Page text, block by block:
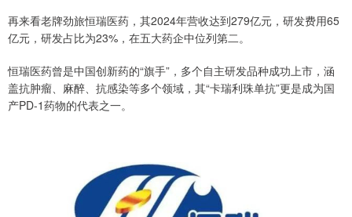
再来看老牌劲旅恒瑞医药，其2024年营收达到279亿元，研发费用65
亿元，研发占比为23%，在五大药企中位列第二。
恒瑞医药曾是中国创新药的“旗手”，多个自主研发品种成功上市，涵
盖抗肿瘤、麻醉、抗感染等多个领域，其“卡瑞利珠单抗”更是成为国
产PD-1药物的代表之一。